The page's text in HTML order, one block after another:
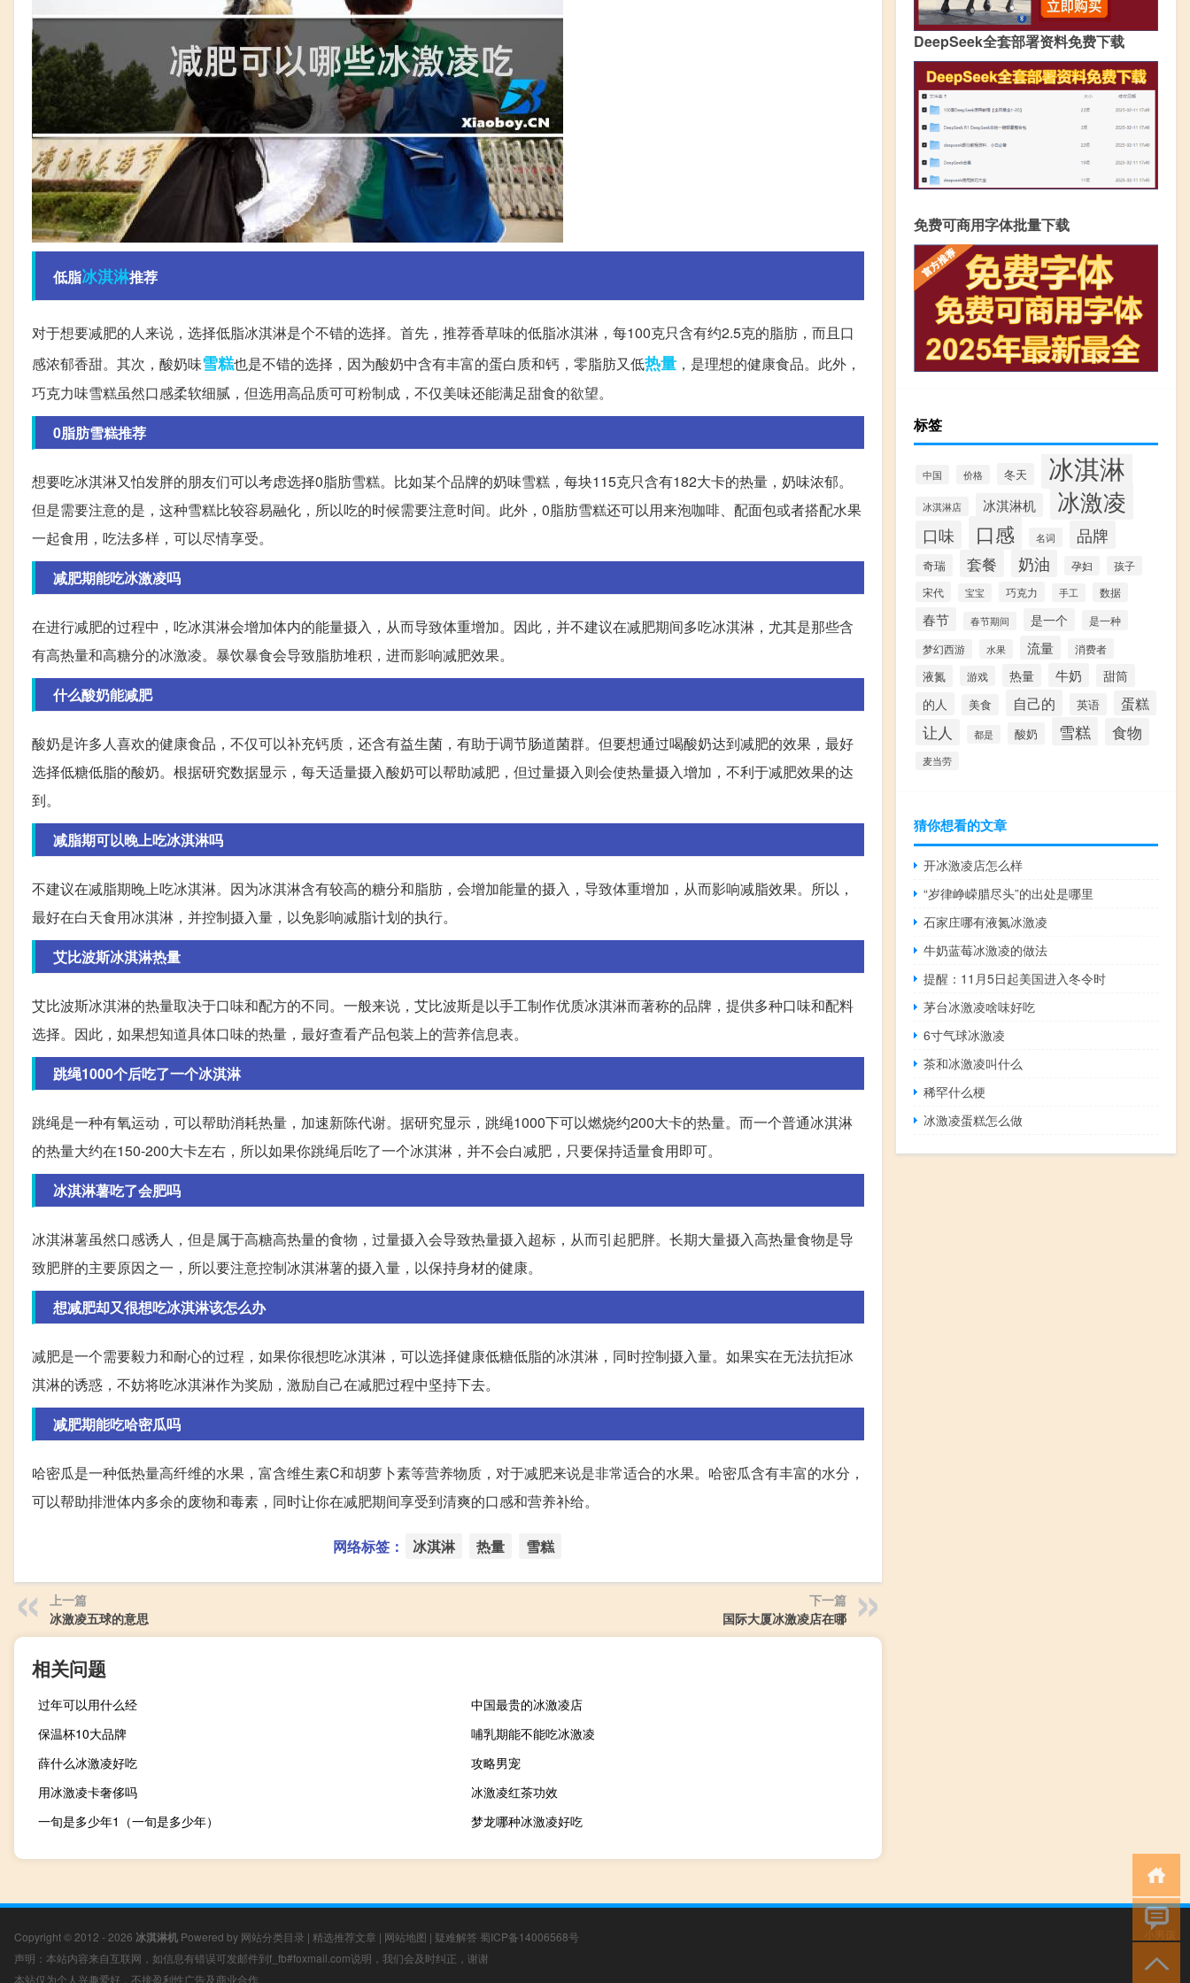
低脂冰淇淋推荐
对于想要减肥的人来说，选择低脂冰淇淋是个不错的选择。首先，推荐香草味的低脂冰淇淋，每100克只含有约2.5克的脂肪，而且口
感浓郁香甜。其次，酸奶味雪糕也是不错的选择，因为酸奶中含有丰富的蛋白质和钙，零脂肪又低热量 ，是理想的健康食品。此外，
巧克力味雪糕虽然口感柔软细腻，但选用高品质可可粉制成，不仅美味还能满足甜食的欲望。
0脂肪雪糕推荐
想要吃冰淇淋又怕发胖的朋友们可以考虑选择0脂肪雪糕。比如某个品牌的奶味雪糕，每块115克只含有182大卡的热量，奶味浓郁。
但是需要注意的是，这种雪糕比较容易融化，所以吃的时候需要注意时间。此外，0脂肪雪糕还可以用来泡咖啡、配面包或者搭配水果
一起食用，吃法多样，可以尽情享受。
减肥期能吃冰激凌吗
在进行减肥的过程中，吃冰淇淋会增加体内的能量摄入，从而导致体重增加。因此，并不建议在减肥期间多吃冰淇淋，尤其是那些含
有高热量和高糖分的冰激凌。暴饮暴食会导致脂肪堆积，进而影响减肥效果。
什么酸奶能减肥
酸奶是许多人喜欢的健康食品，不仅可以补充钙质，还含有益生菌，有助于调节肠道菌群。但要想通过喝酸奶达到减肥的效果，最好
选择低糖低脂的酸奶。根据研究数据显示，每天适量摄入酸奶可以帮助减肥，但过量摄入则会使热量摄入增加，不利于减肥效果的达
到。
减脂期可以晚上吃冰淇淋吗
不建议在减脂期晚上吃冰淇淋。因为冰淇淋含有较高的糖分和脂肪，会增加能量的摄入，导致体重增加，从而影响减脂效果。所以，
最好在白天食用冰淇淋，并控制摄入量，以免影响减脂计划的执行。
艾比波斯冰淇淋热量
艾比波斯冰淇淋的热量取决于口味和配方的不同。一般来说，艾比波斯是以手工制作优质冰淇淋而著称的品牌，提供多种口味和配料
选择。因此，如果想知道具体口味的热量，最好查看产品包装上的营养信息表。
跳绳1000个后吃了一个冰淇淋
跳绳是一种有氧运动，可以帮助消耗热量，加速新陈代谢。据研究显示，跳绳1000下可以燃烧约200大卡的热量。而一个普通冰淇淋
的热量大约在150-200大卡左右，所以如果你跳绳后吃了一个冰淇淋，并不会白减肥，只要保持适量食用即可。
冰淇淋薯吃了会肥吗
冰淇淋薯虽然口感诱人，但是属于高糖高热量的食物，过量摄入会导致热量摄入超标，从而引起肥胖。长期大量摄入高热量食物是导
致肥胖的主要原因之一，所以要注意控制冰淇淋薯的摄入量，以保持身材的健康。
想减肥却又很想吃冰淇淋该怎么办
减肥是一个需要毅力和耐心的过程，如果你很想吃冰淇淋，可以选择健康低糖低脂的冰淇淋，同时控制摄入量。如果实在无法抗拒冰
淇淋的诱惑，不妨将吃冰淇淋作为奖励，激励自己在减肥过程中坚持下去。
减肥期能吃哈密瓜吗
哈密瓜是一种低热量高纤维的水果，富含维生素C和胡萝卜素等营养物质，对于减肥来说是非常适合的水果。哈密瓜含有丰富的水分，
可以帮助排泄体内多余的废物和毒素，同时让你在减肥期间享受到清爽的口感和营养补给。
网络标签： 冰淇淋 热量 雪糕
上一篇
冰激凌五球的意思
下一篇
国际大厦冰激凌店在哪
相关问题
过年可以用什么经
中国最贵的冰激凌店
保温杯10大品牌
哺乳期能不能吃冰激凌
薛什么冰激凌好吃
攻略男宠
用冰激凌卡奢侈吗
冰激凌红茶功效
一旬是多少年1（一旬是多少年）
梦龙哪种冰激凌好吃
DeepSeek全套部署资料免费下载
免费可商用字体批量下载
标签
中国 价格 冬天 冰淇淋
冰淇淋店 冰淇淋机 冰激凌
口味 口感 名词 品牌
奇瑞 套餐 奶油 孕妇 孩子
宋代 宝宝 巧克力 手工 数据
春节 春节期间 是一个 是一种
梦幻西游 水果 流量 消费者
液氮 游戏 热量 牛奶
甜筒
的人
美食 自己的 英语 蛋糕
让人 都是 酸奶 雪糕 食物
麦当劳
猜你想看的文章
开冰激凌店怎么样
“岁律峥嵘腊尽头”的出处是哪里
石家庄哪有液氮冰激凌
牛奶蓝莓冰激凌的做法
提醒：11月5日起美国进入冬令时
茅台冰激凌啥味好吃
6寸气球冰激凌
茶和冰激凌叫什么
稀罕什么梗
冰激凌蛋糕怎么做
Copyright © 2012 - 2026 冰淇淋机 Powered by 网站分类目录 | 精选推荐文章 | 网站地图 | 疑难解答 蜀ICP备14006568号
声明：本站内容来自互联网，如信息有错误可发邮件到f_fb#foxmail.com说明，我们会及时纠正，谢谢
本站仅为个人兴趣爱好，不接盈利性广告及商业合作
小男孩